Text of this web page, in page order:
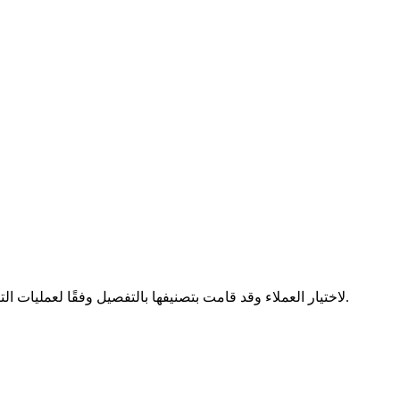
توفر نيوي مئات من موارد مواد CNC加工 لاختيار العملاء وقد قامت بتصنيفها بالتفصيل وفقًا لعمليات التصنيع المختلفة وخصائص المواد وألوان المواد. يمكنك استخدام أداة اختيار المواد لدينا لاختيار المواد.